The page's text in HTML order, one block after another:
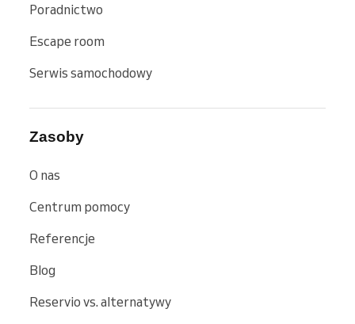
Poradnictwo
Escape room
Serwis samochodowy
Zasoby
O nas
Centrum pomocy
Referencje
Blog
Reservio vs. alternatywy